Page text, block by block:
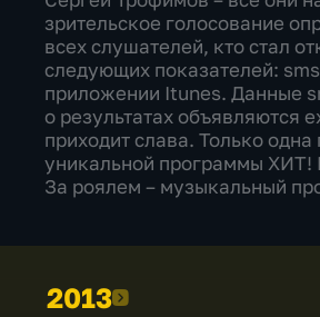
зрительское голосование
всех слушателей, кто стал
следующих показателей:
приложении Itunes. Данные
о результатах объявляются
приходит слава. Только
уникальной программы
За роялем – музыкальный
20132013